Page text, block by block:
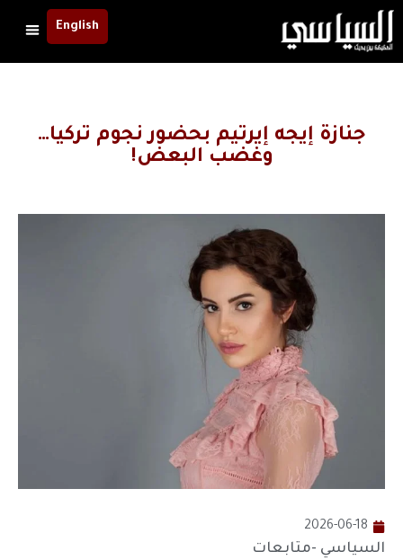
English
جنازة إيجه إيرتيم بحضور نجوم تركيا…
وغضب البعض!
2026-06-18
السياسي -متابعات